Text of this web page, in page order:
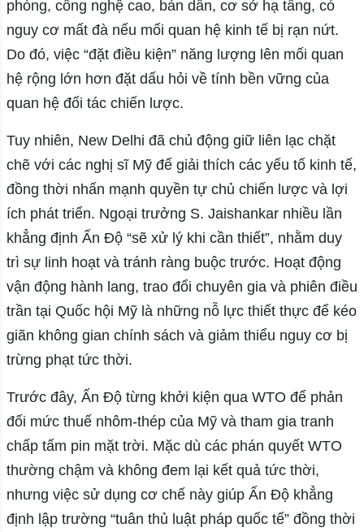
phòng, công nghệ cao, bán dẫn, cơ sở hạ tầng, có
nguy cơ mất đà nếu mối quan hệ kinh tế bị rạn nứt.
Do đó, việc “đặt điều kiện” năng lượng lên mối quan
hệ rộng lớn hơn đặt dấu hỏi về tính bền vững của
quan hệ đối tác chiến lược.
Tuy nhiên, New Delhi đã chủ động giữ liên lạc chặt
chẽ với các nghị sĩ Mỹ để giải thích các yếu tố kinh tế,
đồng thời nhấn mạnh quyền tự chủ chiến lược và lợi
ích phát triển. Ngoại trưởng S. Jaishankar nhiều lần
khẳng định Ấn Độ “sẽ xử lý khi cần thiết”, nhằm duy
trì sự linh hoạt và tránh ràng buộc trước. Hoạt động
vận động hành lang, trao đổi chuyên gia và phiên điều
trần tại Quốc hội Mỹ là những nỗ lực thiết thực để kéo
giãn không gian chính sách và giảm thiểu nguy cơ bị
trừng phạt tức thời.
Trước đây, Ấn Độ từng khởi kiện qua WTO để phản
đối mức thuế nhôm-thép của Mỹ và tham gia tranh
chấp tấm pin mặt trời. Mặc dù các phán quyết WTO
thường chậm và không đem lại kết quả tức thời,
nhưng việc sử dụng cơ chế này giúp Ấn Độ khẳng
định lập trường “tuân thủ luật pháp quốc tế” đồng thời